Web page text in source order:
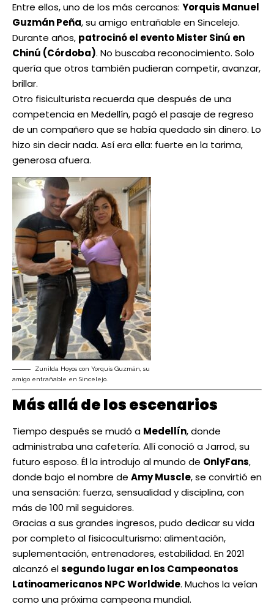
Entre ellos, uno de los más cercanos: Yorquis Manuel
Guzmán Peña, su amigo entrañable en Sincelejo.
Durante años, patrocinó el evento Mister Sinú en
Chinú (Córdoba). No buscaba reconocimiento. Solo
quería que otros también pudieran competir, avanzar,
brillar.
Otro fisiculturista recuerda que después de una
competencia en Medellín, pagó el pasaje de regreso
de un compañero que se había quedado sin dinero. Lo
hizo sin decir nada. Así era ella: fuerte en la tarima,
generosa afuera.
Zunilda Hoyos con Yorquis Guzmán, su
amigo entrañable en Sincelejo.
Más allá de los escenarios
Tiempo después se mudó a Medellín, donde
administraba una cafetería. Allí conoció a Jarrod, su
futuro esposo. Él la introdujo al mundo de OnlyFans,
donde bajo el nombre de Amy Muscle, se convirtió en
una sensación: fuerza, sensualidad y disciplina, con
más de 100 mil seguidores.
Gracias a sus grandes ingresos, pudo dedicar su vida
por completo al fisicoculturismo: alimentación,
suplementación, entrenadores, estabilidad. En 2021
alcanzó elsegundo lugar en los Campeonatos
Latinoamericanos NPC Worldwide. Muchos la veían
como una próxima campeona mundial.